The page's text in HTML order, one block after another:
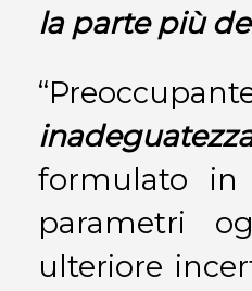
la parte più
formulato in
parametri
ulteriore